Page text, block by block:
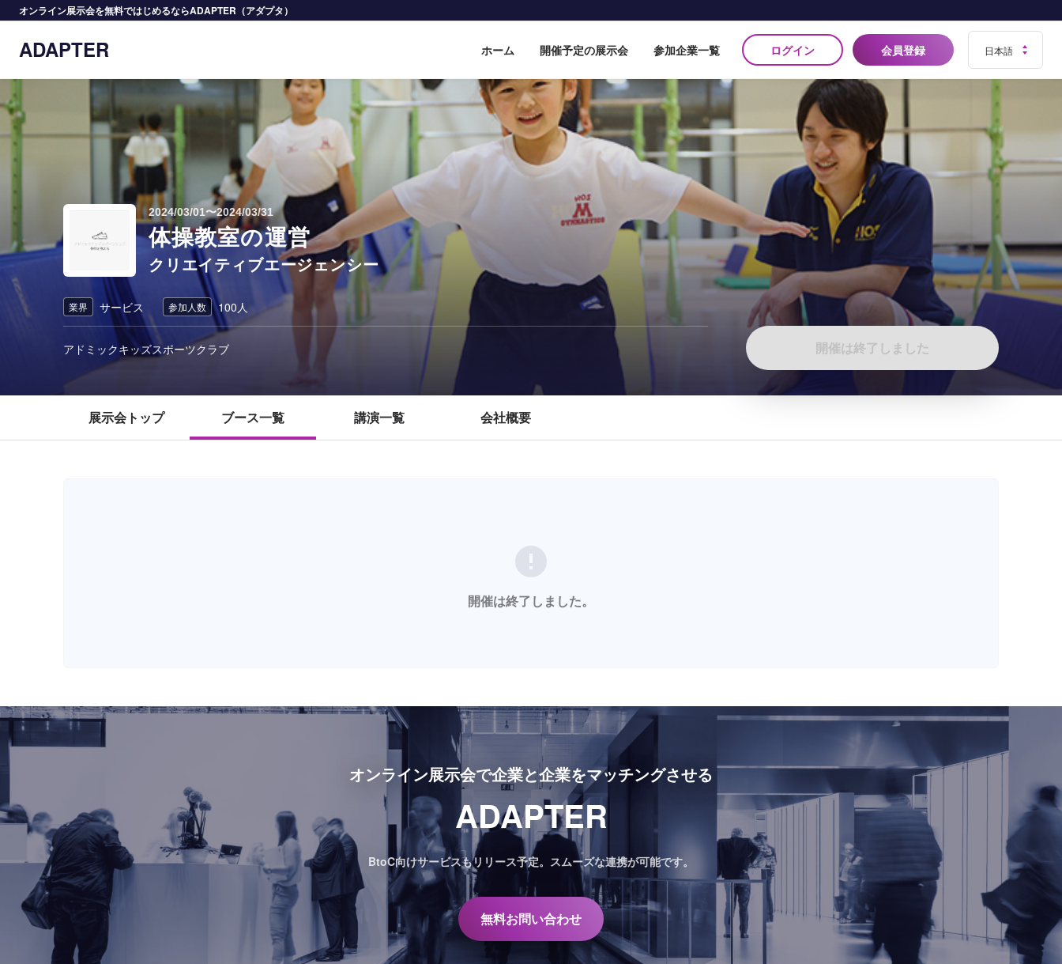
オンライン展示会を無料ではじめるならADAPTER（アダプタ）
ADAPTER ホーム 開催予定の展示会 参加企業一覧 ログイン 会員登録
2024/03/01〜2024/03/31
体操教室の運営
クリエイティブエージェンシー
業界 サービス 参加人数 100人
アドミックキッズスポーツクラブ 開催は終了しました
展示会トップ ブース一覧 講演一覧 会社概要
error
開催は終了しました。
オンライン展示会で企業と企業をマッチングさせる
ADAPTER
BtoC向けサービスもリリース予定。 スムーズな連携が可能です。
無料お問い合わせ